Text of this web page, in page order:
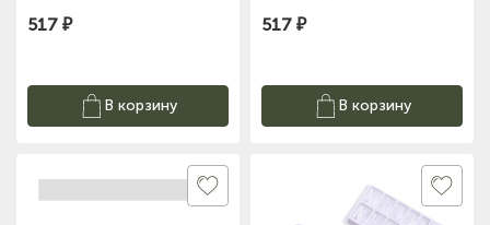
517 ₽
В корзину
517 ₽
В корзину